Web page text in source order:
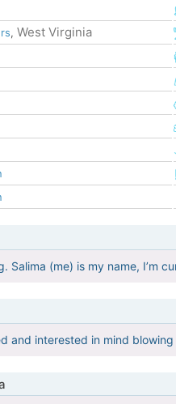
, West Virginia
Salima (me) is my name, I’m
and interested in mind blowing